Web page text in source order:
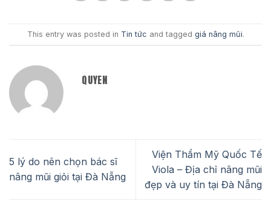
This entry was posted in Tin tức and tagged giá nâng mũi.
QUYEN
5 lý do nên chọn bác sĩ
nâng mũi giỏi tại Đà Nẵng
Viện Thẩm Mỹ Quốc Tế
Viola – Địa chỉ nâng mũi
đẹp và uy tín tại Đà Nẵng